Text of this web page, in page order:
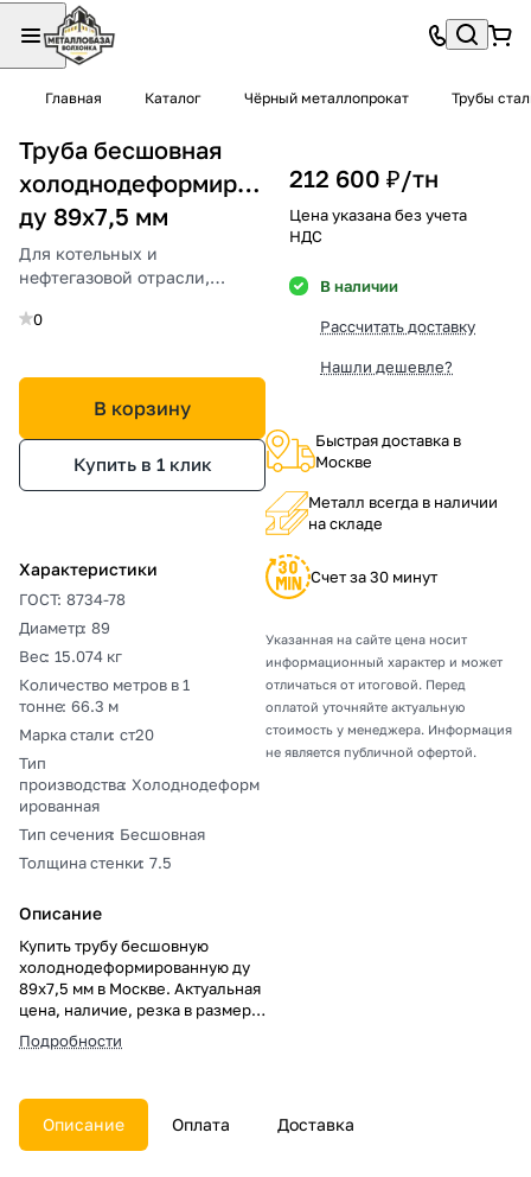
Главная Каталог Чёрный металлопрокат Трубы
Труба бесшовная
холоднодеформированная
ду 89х7,5 мм
Для котельных и
нефтегазовой отрасли,
надежность.
0
В корзину
Купить в 1 клик
Характеристики
ГОСТ: 8734-78
Диаметр: 89
Вес: 15.074 кг
Количество метров в 1
тонне: 66.3 м
Марка стали: ст20
Тип
производства: Холоднодеформ
ированная
Тип сечения: Бесшовная
Толщина стенки: 7.5
Описание
Купить трубу бесшовную
холоднодеформированную ду
89х7,5 мм в Москве. Актуальная
цена, наличие, резка в размер,
погрузка, доставка, расчет веса
и документы.
Подробности
212 600 ₽/тн
Цена указана без учета
НДС
В наличии
Рассчитать доставку
Нашли дешевле?
Быстрая доставка в
Москве
Металл всегда в наличии
на складе
Счет за 30 минут
Указанная на сайте цена носит
информационный характер и может
отличаться от итоговой. Перед
оплатой уточняйте актуальную
стоимость у менеджера. Информация
не является публичной офертой.
Описание Оплата Доставка